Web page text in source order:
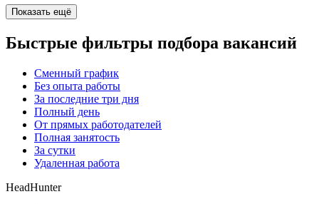
Показать ещё
Быстрые фильтры подбора вакансий
Сменный график
Без опыта работы
За последние три дня
Полный день
От прямых работодателей
Полная занятость
За сутки
Удаленная работа
HeadHunter